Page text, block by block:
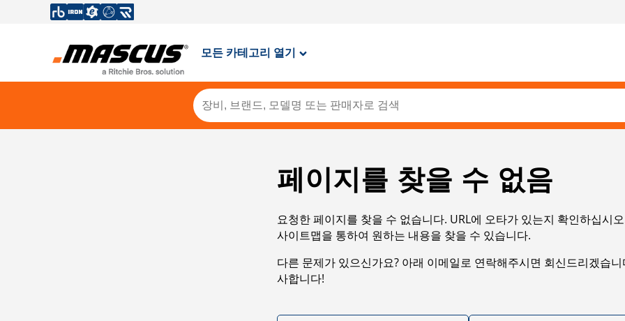
모든 카테고리 열기
페이지를 찾을 수 없음
요청한 페이지를 찾을 수 없습니다. URL에 오타가 있는지 확인하십시
사이트맵을 통하여 원하는 내용을 찾을 수 있습니다.
다른 문제가 있으신가요? 아래 이메일로 연락해주시면 회신드리겠습
사합니다!